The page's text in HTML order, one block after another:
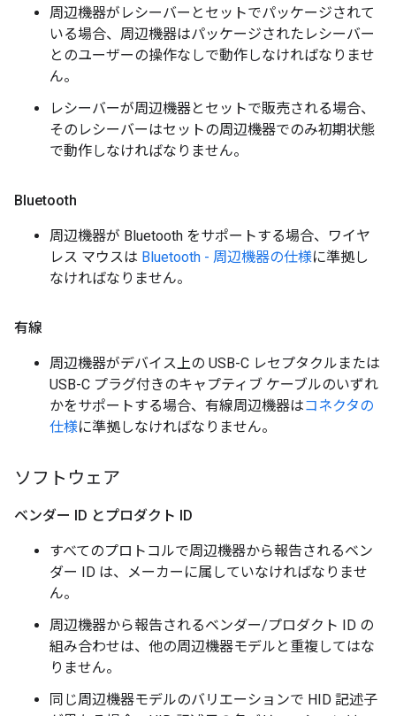
周辺機器がレシーバーとセットでパッケージされて
いる場合、周辺機器はパッケージされたレシーバー
とのユーザーの操作なしで動作しなければなりませ
ん。
レシーバーが周辺機器とセットで販売される場合、
そのレシーバーはセットの周辺機器でのみ初期状態
で動作しなければなりません。
Bluetooth
周辺機器が Bluetooth をサポートする場合、ワイヤ
レス マウスは Bluetooth - 周辺機器の仕様に準拠し
なければなりません。
有線
周辺機器がデバイス上の USB-C レセプタクルまたは
USB-C プラグ付きのキャプティブ ケーブルのいずれ
かをサポートする場合、有線周辺機器はコネクタの
仕様に準拠しなければなりません。
ソフトウェア
ベンダー ID とプロダクト ID
すべてのプロトコルで周辺機器から報告されるベン
ダー ID は、メーカーに属していなければなりませ
ん。
周辺機器から報告されるベンダー/プロダクト ID の
組み合わせは、他の周辺機器モデルと重複してはな
りません。
同じ周辺機器モデルのバリエーションで HID 記述子